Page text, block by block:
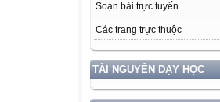
Soạn bài trực tuyến
Các trang trực thuộc
TÀI NGUYÊN DẠY HỌC